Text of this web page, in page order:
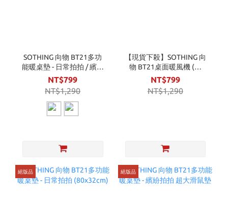
SOTHING 向物 BT21多功
能暖桌墊 - 日常拍拍 / 繽紛
拍拍 加大滑鼠墊 四季適用
NT$799
NT$1,290
【現貨下殺】SOTHING 向
物 BT21桌面暖風機 (附
VAN公仔)
NT$799
NT$1,290
絕版品 絕版品